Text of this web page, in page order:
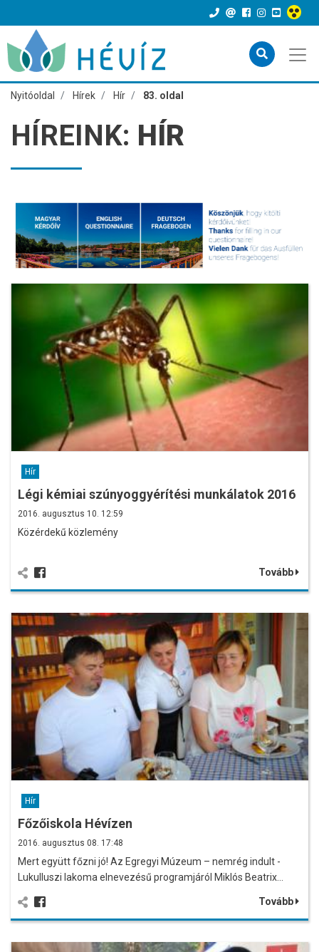
Nyitóoldal Hírek Hír 83. oldal
HÍREINK: HÍR
Hír
Légi kémiai szúnyoggyérítési munkálatok 2016
2016. augusztus 10. 12:59
Közérdekű közlemény
Tovább
Hír
Főzőiskola Hévízen
2016. augusztus 08. 17:48
Mert együtt főzni jó! Az Egregyi Múzeum – nemrég indult -
Lukulluszi lakoma elnevezésű programjáról Miklós Beatrix…
Tovább